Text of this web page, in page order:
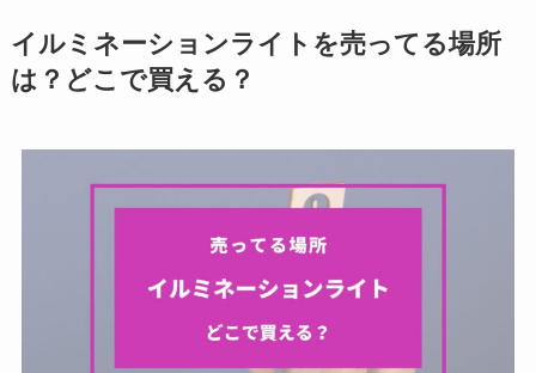
イルミネーションライトを売ってる場所
は？どこで買える？